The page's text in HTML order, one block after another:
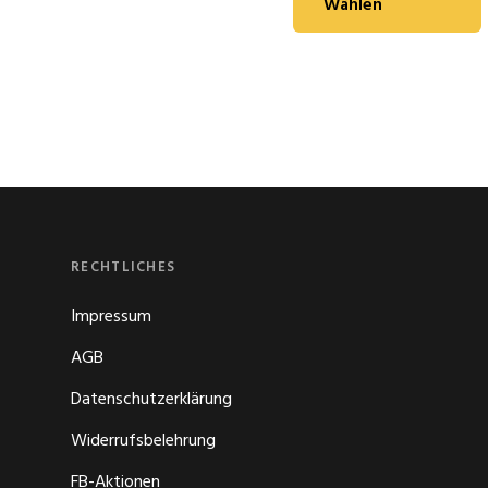
RECHTLICHES
Impressum
AGB
Datenschutzerklärung
Widerrufsbelehrung